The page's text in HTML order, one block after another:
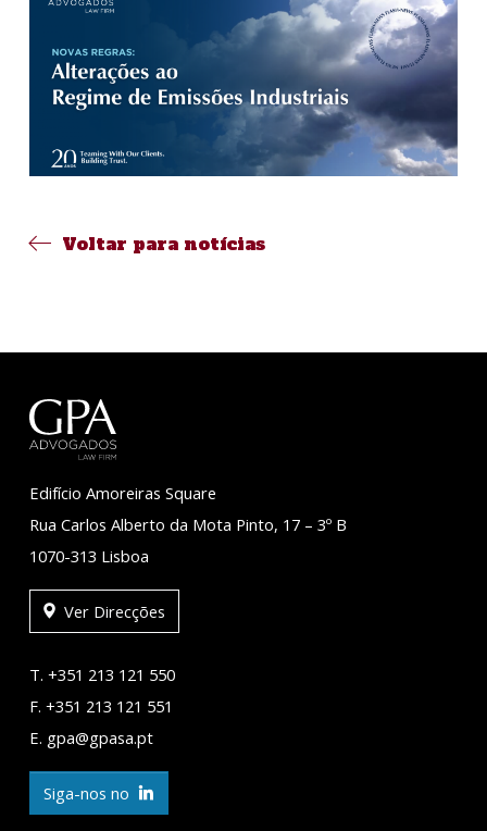
Voltar para notícias
Edifício Amoreiras Square
Rua Carlos Alberto da Mota Pinto, 17 – 3º B
1070-313 Lisboa
Ver Direcções
T. +351 213 121 550
F. +351 213 121 551
E. gpa@gpasa.pt
Siga-nos no